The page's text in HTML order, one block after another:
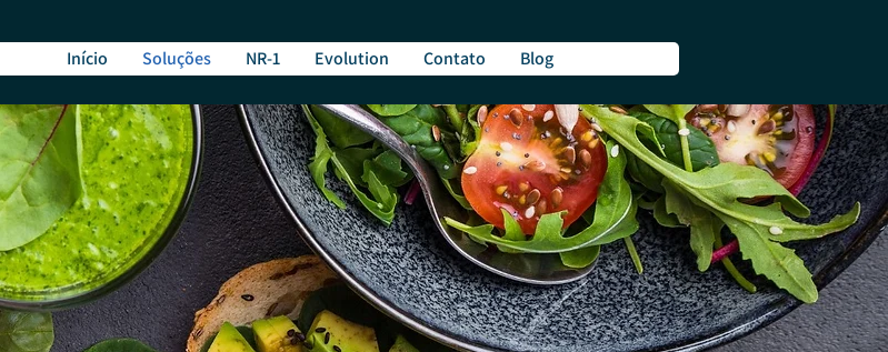
Início Soluções NR-1 Evolution Contato Blog